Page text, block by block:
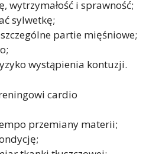
wytrzymałość i sprawność;
sylwetkę;
partie mięśniowe;
wystąpienia kontuzji.
cardio
przemiany materii;